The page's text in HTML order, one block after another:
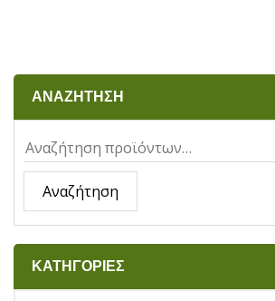
ΑΝΑΖΗΤΗΣΗ
Αναζήτηση
ΚΑΤΗΓΟΡΙΕΣ